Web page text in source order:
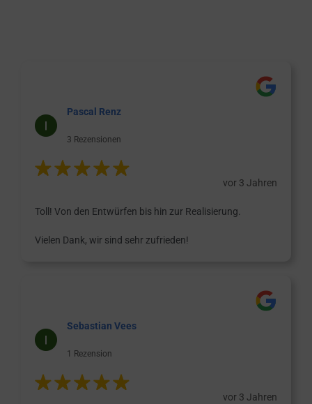
Pascal Renz
3 Rezensionen
vor 3 Jahren
Toll! Von den Entwürfen bis hin zur Realisierung.
Vielen Dank, wir sind sehr zufrieden!
Sebastian Vees
1 Rezension
vor 3 Jahren